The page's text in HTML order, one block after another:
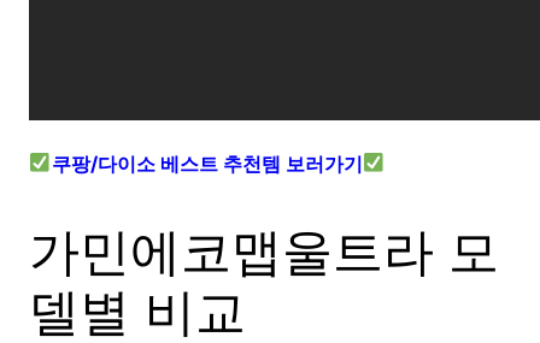
쿠팡/다이소 베스트 추천템 보러가기
가민에코맵울트라 모
델별 비교